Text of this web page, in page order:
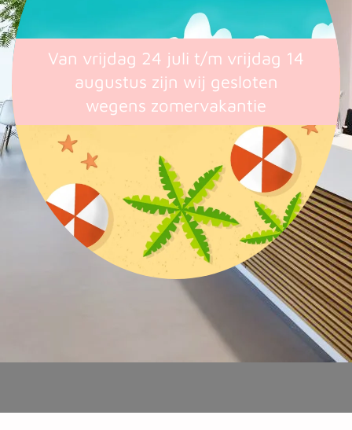
Van vrijdag 24 juli t/m vrijdag 14
augustus zijn wij gesloten
wegens zomervakantie